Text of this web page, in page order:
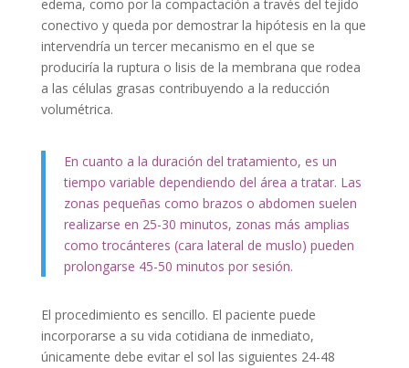
edema, como por la compactación a través del tejido
conectivo y queda por demostrar la hipótesis en la que
intervendría un tercer mecanismo en el que se
produciría la ruptura o lisis de la membrana que rodea
a las células grasas contribuyendo a la reducción
volumétrica.
En cuanto a la duración del tratamiento, es un
tiempo variable dependiendo del área a tratar. Las
zonas pequeñas como brazos o abdomen suelen
realizarse en 25-30 minutos, zonas más amplias
como trocánteres (cara lateral de muslo) pueden
prolongarse 45-50 minutos por sesión.
El procedimiento es sencillo. El paciente puede
incorporarse a su vida cotidiana de inmediato,
únicamente debe evitar el sol las siguientes 24-48